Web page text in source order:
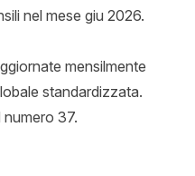
nel mese giu 2026.
mensilmente
standardizzata.
37.